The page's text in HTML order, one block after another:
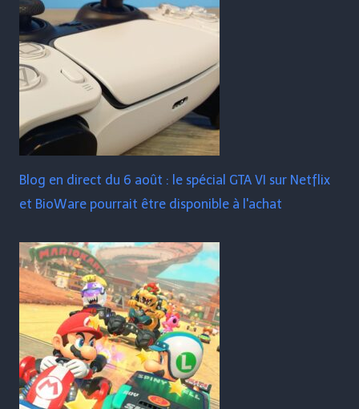
Blog en direct du 6 août : le spécial GTA VI sur Netflix
et BioWare pourrait être disponible à l'achat